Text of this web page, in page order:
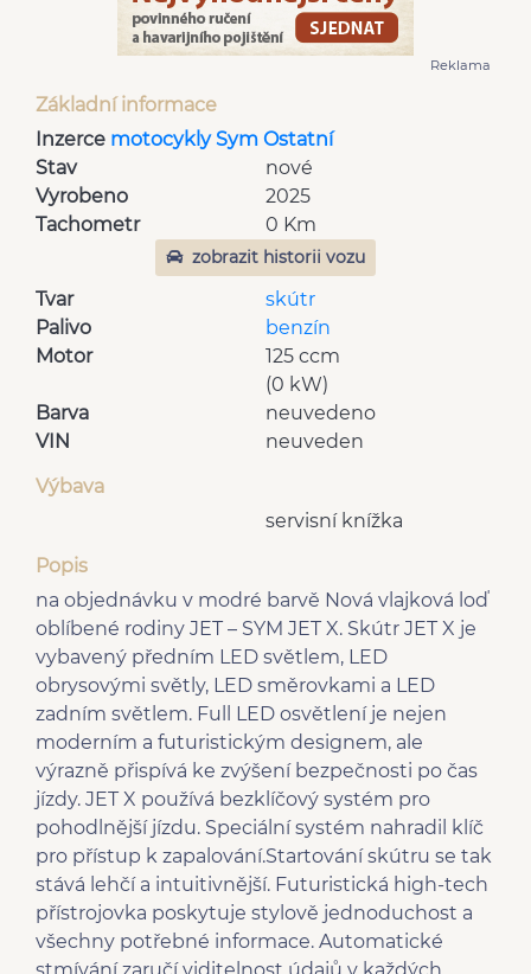
Reklama
Základní informace
Inzerce motocykly Sym Ostatní
Stav
nové
Vyrobeno
2025
Tachometr
0 Km
zobrazit historii vozu
Tvar
skútr
Palivo
benzín
Motor
125 ccm
(0 kW)
Barva
neuvedeno
VIN
neuveden
Výbava
servisní knížka
Popis
na objednávku v modré barvě Nová vlajková loď
oblíbené rodiny JET – SYM JET X. Skútr JET X je
vybavený předním LED světlem, LED
obrysovými světly, LED směrovkami a LED
zadním světlem. Full LED osvětlení je nejen
moderním a futuristickým designem, ale
výrazně přispívá ke zvýšení bezpečnosti po čas
jízdy. JET X používá bezklíčový systém pro
pohodlnější jízdu. Speciální systém nahradil klíč
pro přístup k zapalování.Startování skútru se tak
stává lehčí a intuitivnější. Futuristická high-tech
přístrojovka poskytuje stylově jednoduchost a
všechny potřebné informace. Automatické